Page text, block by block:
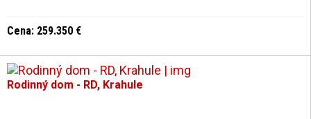
Cena: 259.350 €
Rodinný dom - RD, Krahule